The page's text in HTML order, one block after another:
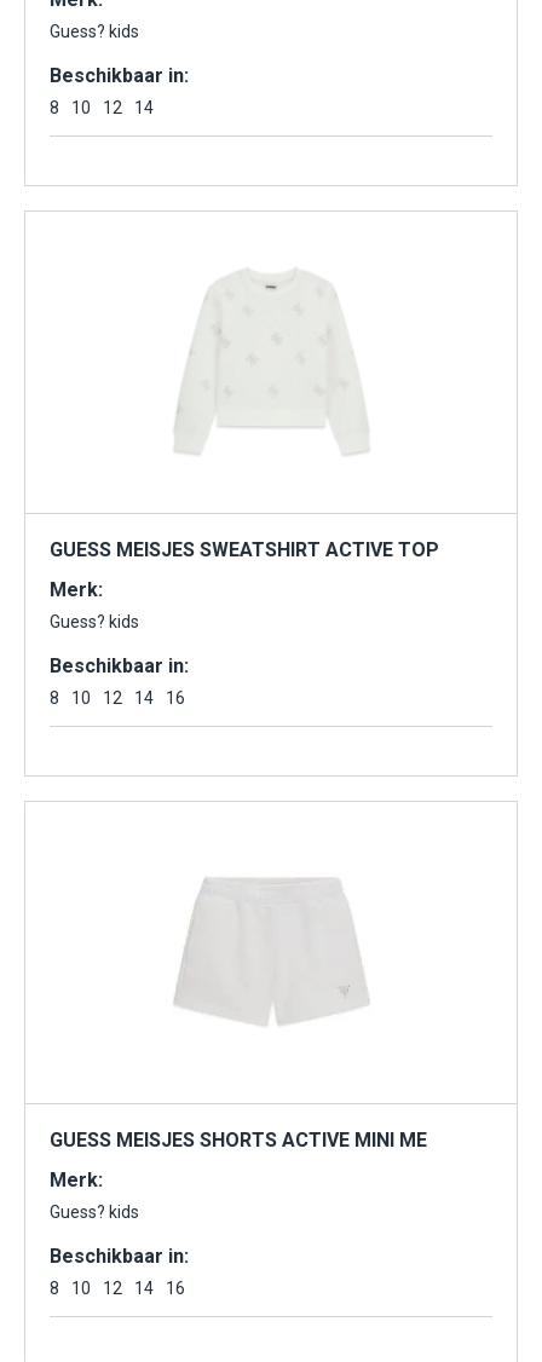
Guess? kids
Beschikbaar in:
8 10 12 14
GUESS MEISJES SWEATSHIRT ACTIVE TOP
Merk:
Guess? kids
Beschikbaar in:
8 10 12 14 16
GUESS MEISJES SHORTS ACTIVE MINI ME
Merk:
Guess? kids
Beschikbaar in:
8 10 12 14 16